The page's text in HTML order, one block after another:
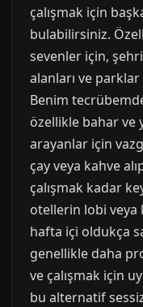
çalışmak için
bulabilirsiniz.
sevenler için,
alanları ve
Benim
özellikle bahar ve
arayanlar için
çay veya kahve
çalışmak kadar
otellerin lobi
hafta içi oldukça
genellikle daha
ve çalışmak için
bu alternatif